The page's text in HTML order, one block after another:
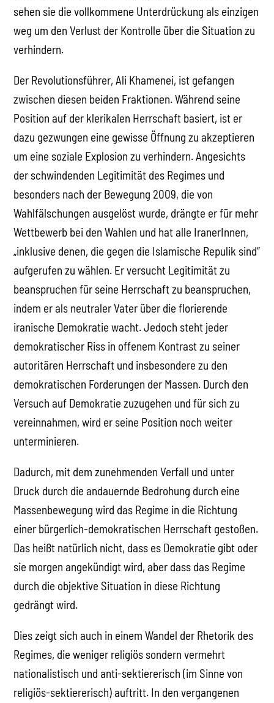
sehen sie die vollkommene Unterdrückung als einzigen
weg um den Verlust der Kontrolle über die Situation zu
verhindern.
Der Revolutionsführer, Ali Khamenei, ist gefangen
zwischen diesen beiden Fraktionen. Während seine
Position auf der klerikalen Herrschaft basiert, ist er
dazu gezwungen eine gewisse Öffnung zu akzeptieren
um eine soziale Explosion zu verhindern. Angesichts
der schwindenden Legitimität des Regimes und
besonders nach der Bewegung 2009, die von
Wahlfälschungen ausgelöst wurde, drängte er für mehr
Wettbewerb bei den Wahlen und hat alle IranerInnen,
„inklusive denen, die gegen die Islamische Repulik sind“
aufgerufen zu wählen. Er versucht Legitimität zu
beanspruchen für seine Herrschaft zu beanspruchen,
indem er als neutraler Vater über die florierende
iranische Demokratie wacht. Jedoch steht jeder
demokratischer Riss in offenem Kontrast zu seiner
autoritären Herrschaft und insbesondere zu den
demokratischen Forderungen der Massen. Durch den
Versuch auf Demokratie zuzugehen und für sich zu
vereinnahmen, wird er seine Position noch weiter
unterminieren.
Dadurch, mit dem zunehmenden Verfall und unter
Druck durch die andauernde Bedrohung durch eine
Massenbewegung wird das Regime in die Richtung
einer bürgerlich-demokratischen Herrschaft gestoßen.
Das heißt natürlich nicht, dass es Demokratie gibt oder
sie morgen angekündigt wird, aber dass das Regime
durch die objektive Situation in diese Richtung
gedrängt wird.
Dies zeigt sich auch in einem Wandel der Rhetorik des
Regimes, die weniger religiös sondern vermehrt
nationalistisch und anti-sektiererisch (im Sinne von
religiös-sektiererisch) auftritt. In den vergangenen